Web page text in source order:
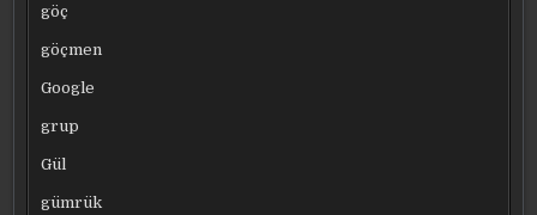
göç
göçmen
Google
grup
Gül
gümrük